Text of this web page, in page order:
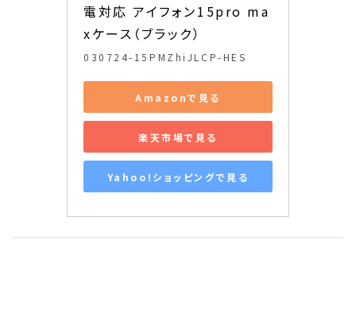
電対応 アイフォン15pro ma
xケース（ブラック）
030724-15PMZhiJLCP-HES
Amazonで見る
楽天市場で見る
Yahoo!ショッピングで見る